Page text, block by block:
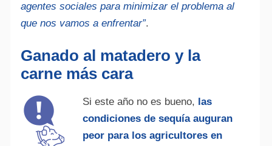
agentes sociales para minimizarel problema al
que nos vamos a enfrentar”.
Ganado al matadero y la
carnemás cara
Si esteaño no es bueno, las
condiciones de sequía auguran
peor paralos agricultores en